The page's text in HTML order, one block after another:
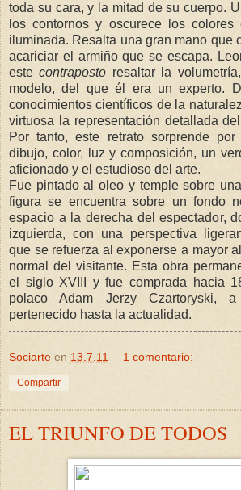
toda su cara, y la mitad de su cuerpo.
los contornos y oscurece los
iluminada. Resalta una gran mano que
acariciar el armiño que se escapa.
estecontraposto resaltar la
modelo, del que él era un experto.
conocimientos científicos de la
virtuosa la representación detallada
Por tanto, este retrato sorprende
dibujo, color, luz y composición, un
aficionado y el estudioso del arte.
Fue pintado al oleo y temple sobre
figura se encuentra sobre un fondo
espacio a la derecha del espectador,
izquierda, con una perspectiva
que se refuerza al exponerse a mayor
normal del visitante. Esta obra
el siglo XVIII y fue comprada hacia
polaco Adam Jerzy Czartoryski,
pertenecido hasta la actualidad.
Sociarte en 13.7.11 1 comentario:
Compartir
EL TRIUNFO DE TODOS